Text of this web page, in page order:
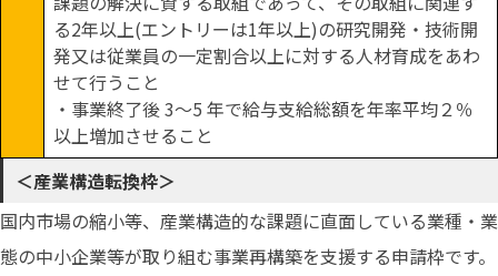
る2年以上(エントリーは1年以上)の研究開発・技術開
発又は従業員の一定割合以上に対する人材育成をあわ
せて行うこと
・事業終了後 3～5 年で給与支給総額を年率平均２％
以上増加させること
＜産業構造転換枠＞
国内市場の縮小等、産業構造的な課題に直面している業種・業
態の中小企業等が取り組む事業再構築を支援する申請枠です。